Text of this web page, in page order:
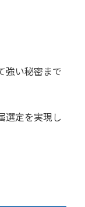
強い秘密まで
選定を実現し